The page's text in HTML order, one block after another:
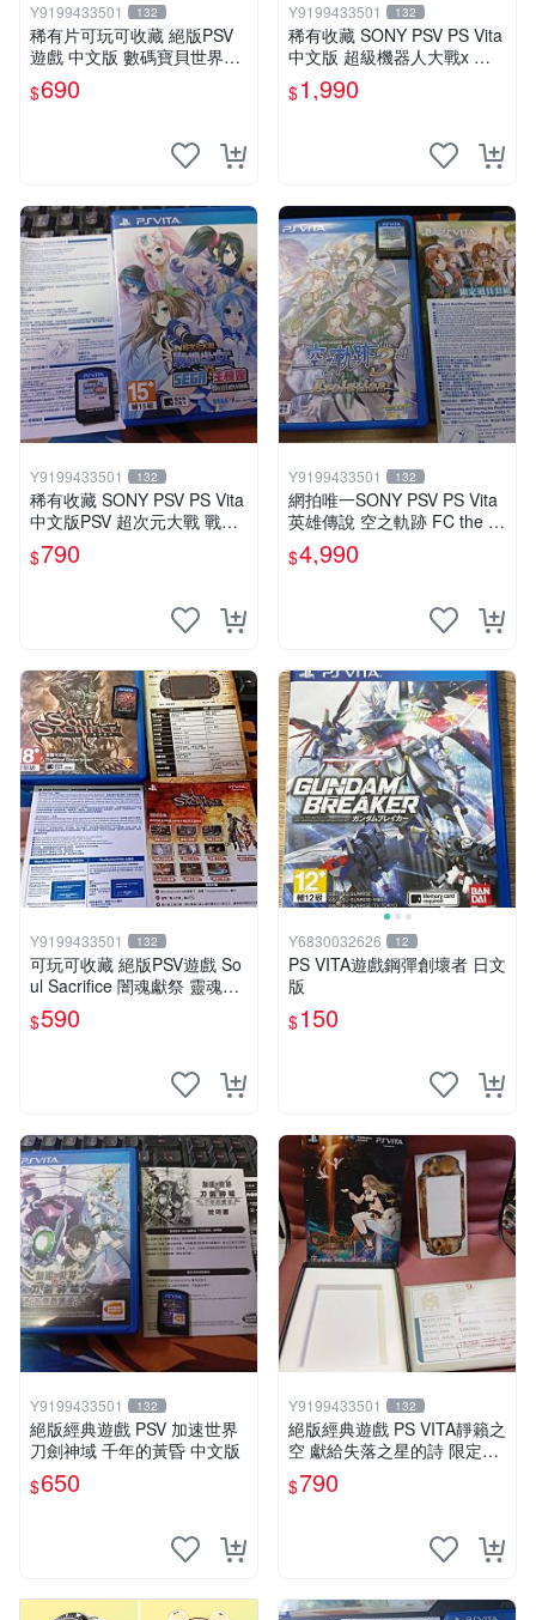
Y9199433501 132
稀有片可玩可收藏 絕版PSV
遊戲 中文版 數碼寶貝世界新
秩序
$690
Y9199433501 132
稀有收藏 SONY PSV PS Vita
中文版 超級機器人大戰x 中
文版 配件回函卡齊全
$1,990
Y9199433501 132
稀有收藏 SONY PSV PS Vita
中文版PSV 超次元大戰 戰機
少女 VS Sega主機娘夢幻合
體特別版
$790
Y9199433501 132
網拍唯一SONY PSV PS Vita
英雄傳說 空之軌跡 FC the 3r
d evolution 中文版
$4,990
Y9199433501 132
可玩可收藏 絕版PSV遊戲 So
ul Sacrifice 闇魂獻祭 靈魂祭
品 中文版 單卡560 完整590
$590
Y6830032626 12
PS VITA遊戲鋼彈創壞者 日文
版
$150
Y9199433501 132
絕版經典遊戲 PSV 加速世界
刀劍神域 千年的黃昏 中文版
$650
Y9199433501 132
絕版經典遊戲 PS VITA靜籟之
空 獻給失落之星的詩 限定版
「AGENT PACK」 日版 無遊
戲片
$790